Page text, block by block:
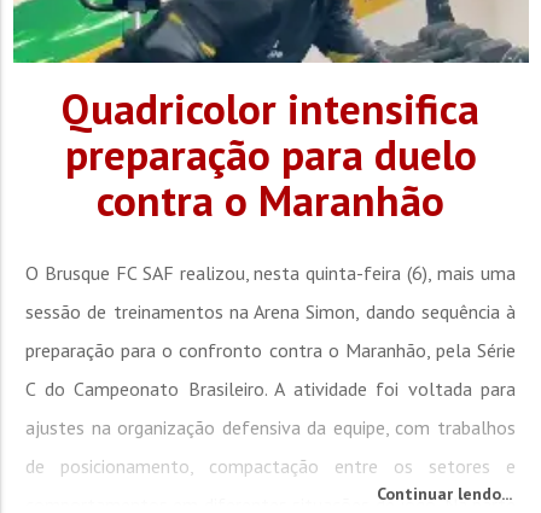
Quadricolor intensifica
preparação para duelo
contra o Maranhão
O Brusque FC SAF realizou, nesta quinta-feira (6), mais uma
sessão de treinamentos na Arena Simon, dando sequência à
preparação para o confronto contra o Maranhão, pela Série
C do Campeonato Brasileiro. A atividade foi voltada para
ajustes na organização defensiva da equipe, com trabalhos
de posicionamento, compactação entre os setores e
comportamentos em diferentes situações de jogo. Na parte
Continuar lendo...